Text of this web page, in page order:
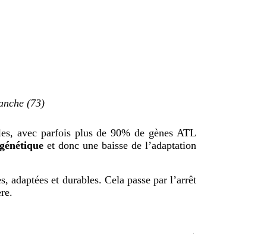
(73)
avec parfois plus de 90% de gènes ATL
et donc une baisse de l’adaptation
adaptées et durables. Cela passe par l’arrêt